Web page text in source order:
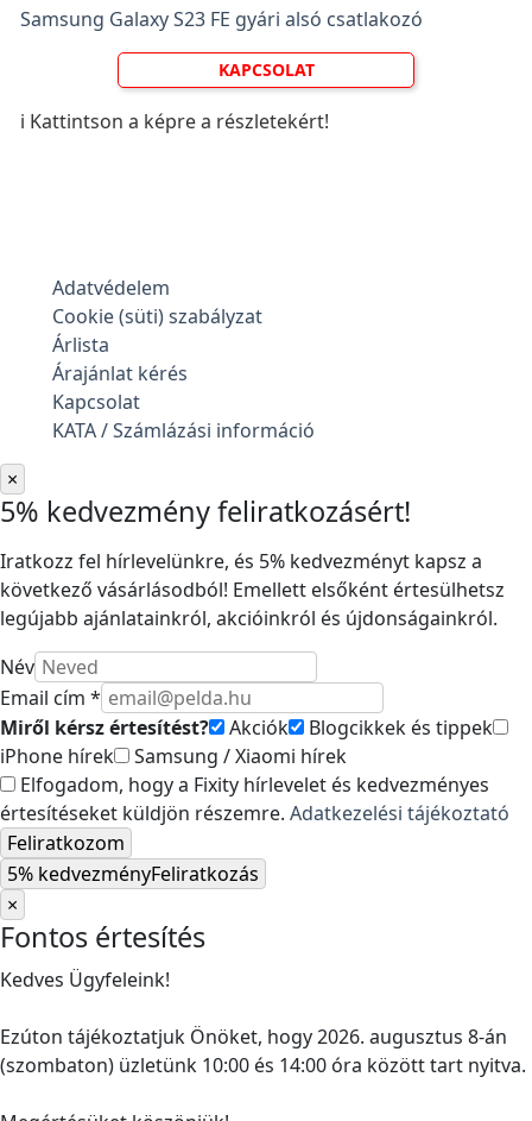
Samsung Galaxy S23 FE gyári alsó csatlakozó
KAPCSOLAT
ℹ️ Kattintson a képre a részletekért!
Adatvédelem
Cookie (süti) szabályzat
Árlista
Árajánlat kérés
Kapcsolat
KATA / Számlázási információ
×
5% kedvezmény feliratkozásért!
Iratkozz fel hírlevelünkre, és 5% kedvezményt kapsz a
következő vásárlásodból! Emellett elsőként értesülhetsz
legújabb ajánlatainkról, akcióinkról és újdonságainkról.
Név
Email cím *
Miről kérsz értesítést?
Akciók
Blogcikkek és tippek
iPhone hírek
Samsung / Xiaomi hírek
Elfogadom, hogy a Fixity hírlevelet és kedvezményes
értesítéseket küldjön részemre. Adatkezelési tájékoztató
Feliratkozom
5% kedvezményFeliratkozás
×
Fontos értesítés
Kedves Ügyfeleink!
Ezúton tájékoztatjuk Önöket, hogy 2026. augusztus 8-án
(szombaton) üzletünk 10:00 és 14:00 óra között tart nyitva.